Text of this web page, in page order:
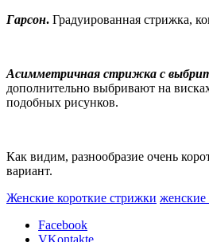
Гарсон. Градуированная стрижка,
Асимметричная стрижка с
дополнительно выбривают на
подобных рисунков.
Как видим, разнообразие очень
вариант.
Женские короткие стрижки женские
Facebook
VKontakte